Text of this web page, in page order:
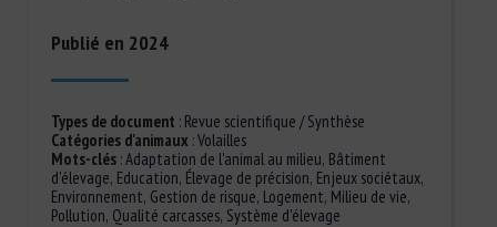
Publié en 2024
Types de document : Revue scientifique / Synthèse
Catégories d'animaux :Volailles
Mots-clés:Adaptation de l'animal au milieu, Bâtiment
d'élevage, Education, Élevage de précision, Enjeux sociétaux,
Environnement, Gestion de risque, Logement, Milieu de vie,
Pollution, Qualité carcasses, Système d'élevage